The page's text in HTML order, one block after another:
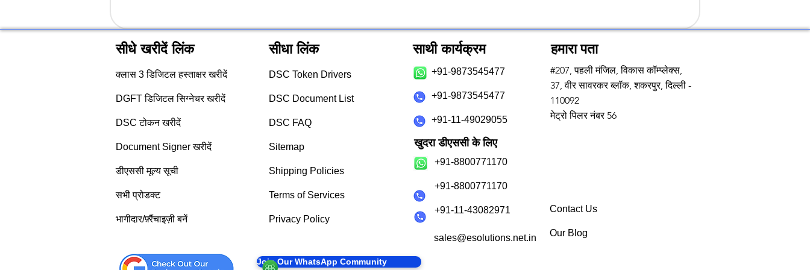
सीधे खरीदें लिंक
क्लास 3 डिजिटल हस्ताक्षर खरीदें
DGFT डिजिटल सिग्नेचर खरीदें
DSC टोकन खरीदें
Document Signer खरीदें
डीएससी मूल्य सूची
सभी प्रोडक्ट
भागीदार/फ़्रैंचाइज़ी बनें
सीधा लिंक
DSC Token Drivers
DSC Document List
DSC FAQ
Sitemap
Shipping Policies
Terms of Services
Privacy Policy
साथी कार्यक्रम
+91-9873545477
+91-9873545477
+91-11-49029055
खुदरा डीएससी के लिए
+91-8800771170
+91-8800771170
+91-11-43082971
sales@esolutions.net.in
हमारा पता
#207, पहली मंजिल, विकास कॉम्प्लेक्स,
37, वीर सावरकर ब्लॉक, शकरपुर, दिल्ली -
110092
मेट्रो पिलर नंबर 56
Contact Us
Our Blog
Join Our WhatsApp Community